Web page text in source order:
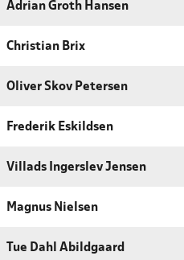
Adrian Groth Hansen
Christian Brix
Oliver Skov Petersen
Frederik Eskildsen
Villads Ingerslev Jensen
Magnus Nielsen
Tue Dahl Abildgaard